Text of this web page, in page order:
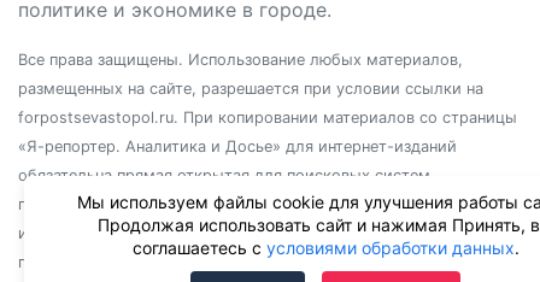
политике и экономике в городе.
Все права защищены. Использование любых материалов,
размещенных на сайте, разрешается при условии ссылки на
forpostsevastopol.ru. При копировании материалов со страницы
«Я-репортер. Аналитика и Досье» для интернет-изданий
обязательна прямая открытая для поисковых систем
гиперссылка. Независимо от полного или частичного
использования материалов, ссылка должна быть размещена в
подзаголовке или первом абзаце материала.
Мы используем файлы cookie для улучшения работы
Продолжая использовать сайт и нажимая Принять,
соглашаетесь с условиями обработки данных.